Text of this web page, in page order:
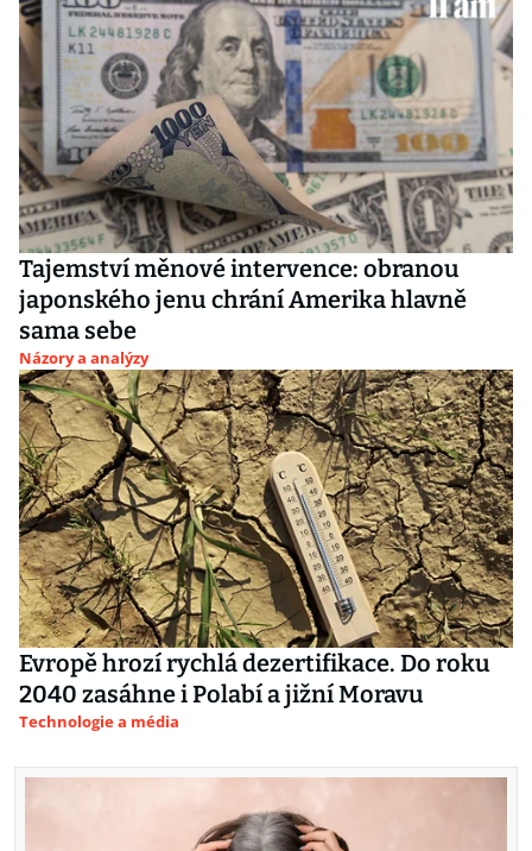
Tajemství měnové intervence: obranou
japonského jenu chrání Amerika hlavně
sama sebe
Názory a analýzy
Evropě hrozí rychlá dezertifikace. Do roku
2040 zasáhne i Polabí a jižní Moravu
Technologie a média